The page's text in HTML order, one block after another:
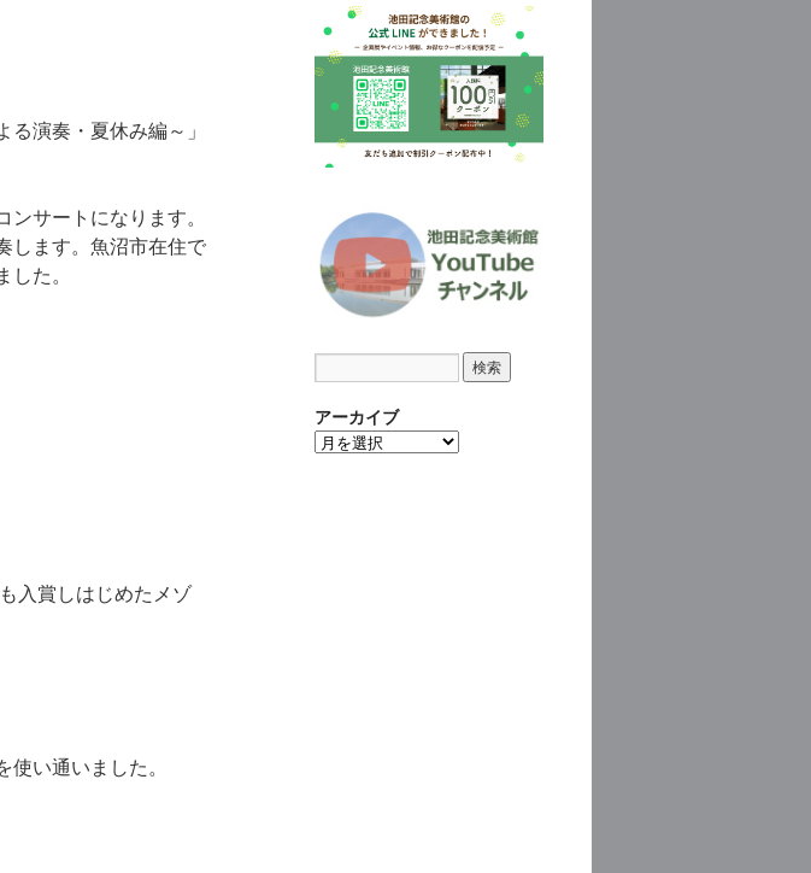
る演奏・夏休み編～」
サートになります。
します。魚沼市在住で
た。
入賞しはじめたメゾ
い通いました。
アーカイブ
ア